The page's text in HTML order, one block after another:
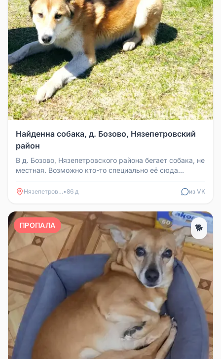
Найденна собака, д. Бозово, Нязепетровский
район
В д. Бозово, Нязепетровского района бегает собака, не
местная. Возможно кто-то специально её сюда
Нязепетровск• 86 д из VK
ПРОПАЛА 🐕